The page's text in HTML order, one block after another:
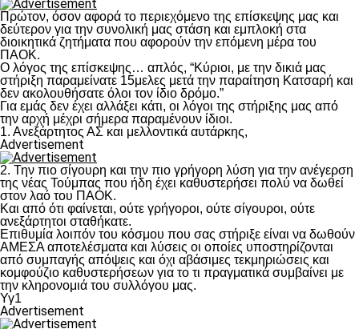
Πρώτον, όσον αφορά το περιεχόμενο της επίσκεψης μας και
δεύτερον για την συνολική μας στάση και εμπλοκή στα
διοικητικά ζητήματα που αφορούν την επόμενη μέρα του
ΠΑΟΚ.
Ο λόγος της επίσκεψης… απλός, “Κύριοι, με την δικιά μας
στήριξη παραμείνατε 15μελες μετά την παραίτηση Κατσαρή και
δεν ακολουθήσατε όλοι τον ίδιο δρόμο.”
Για εμάς δεν έχει αλλάξει κάτι, οι λόγοι της στήριξης μας από
την αρχή μέχρι σήμερα παραμένουν ίδιοι.
1. Ανεξάρτητος ΑΣ και μελλοντικά αυτάρκης,
Advertisement
2. Την πιο σίγουρη και την πιο γρήγορη λύση για την ανέγερση
της νέας Τούμπας που ήδη έχει καθυστερήσει πολύ να δωθεί
στον λαό του ΠΑΟΚ.
Και από ότι φαίνεται, ούτε γρήγοροι, ούτε σίγουροι, ούτε
ανεξάρτητοι σταθήκατε.
Επιθυμία λοιπόν του κόσμου που σας στήριξε είναι να δωθούν
ΑΜΕΣΑ αποτελέσματα και λύσεις οι οποίες υποστηρίζονται
από συμπαγής απόψεις και όχι αβάσιμες τεκμηριώσεις και
κομφούζιο καθυστερήσεων για το τι πραγματικά συμβαίνει με
την κληρονομιά του συλλόγου μας.
Υγ1
Advertisement